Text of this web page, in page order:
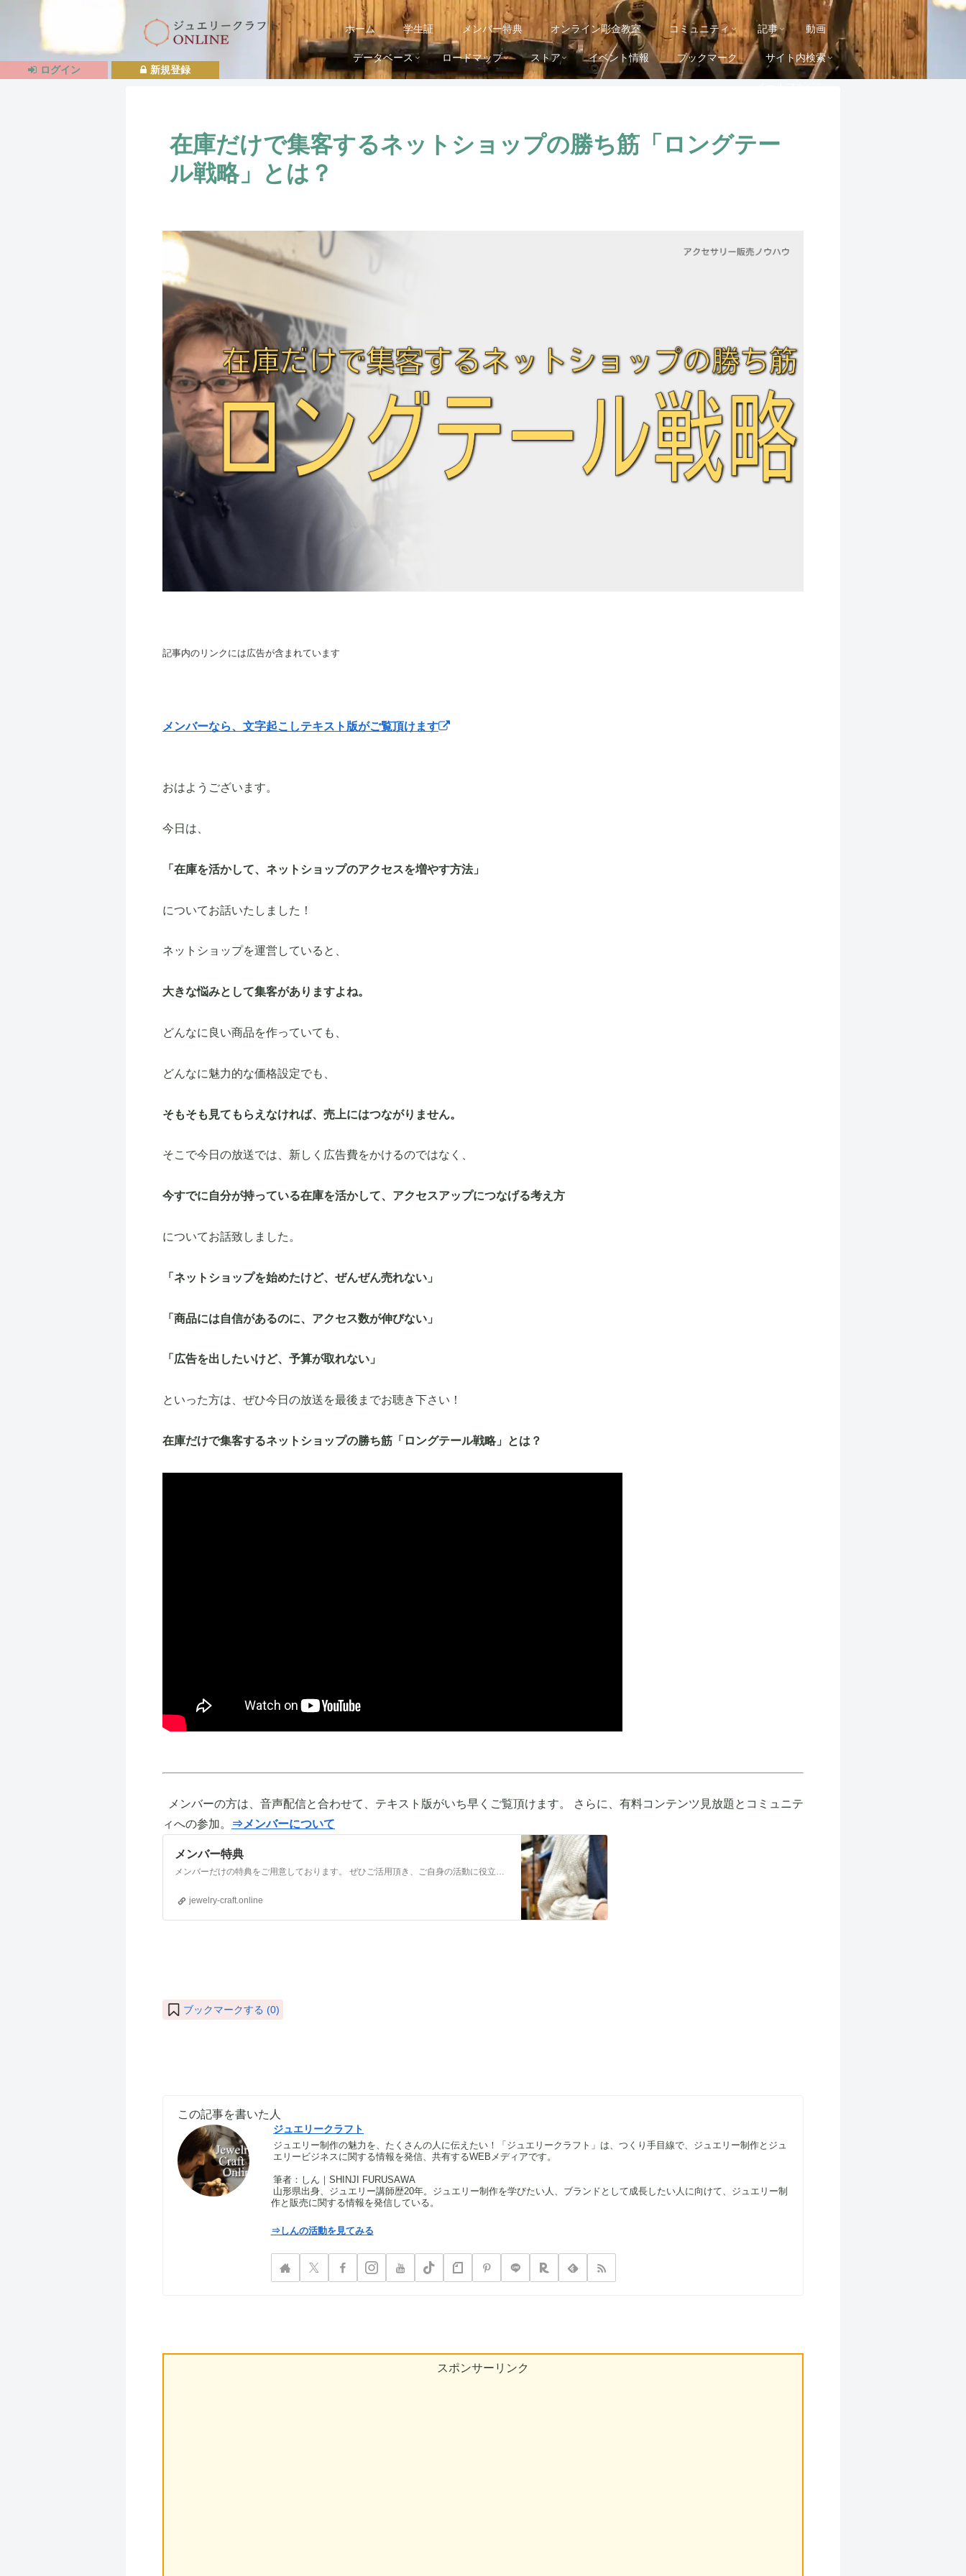
ホーム 学生証 メンバー特典 オンライン彫金教室 コミュニティ 記事 動画
データベース ロードマップ ストア イベント情報 ブックマーク サイト内検索
在庫だけで集客するネットショップの勝ち筋「ロングテー
ル戦略」とは？
記事内のリンクには広告が含まれています
メンバーなら、文字起こしテキスト版がご覧頂けます
おはようございます。
今日は、
「在庫を活かして、ネットショップのアクセスを増やす方法」
についてお話いたしました！
ネットショップを運営していると、
大きな悩みとして集客がありますよね。
どんなに良い商品を作っていても、
どんなに魅力的な価格設定でも、
そもそも見てもらえなければ、売上にはつながりません。
そこで今日の放送では、新しく広告費をかけるのではなく、
今すでに自分が持っている在庫を活かして、アクセスアップにつなげる考え方
についてお話致しました。
「ネットショップを始めたけど、ぜんぜん売れない」
「商品には自信があるのに、アクセス数が伸びない」
「広告を出したいけど、予算が取れない」
といった方は、ぜひ今日の放送を最後までお聴き下さい！
在庫だけで集客するネットショップの勝ち筋「ロングテール戦略」とは？
メンバーの方は、音声配信と合わせて、テキスト版がいち早くご覧頂けます。 さらに、有料コンテンツ見放題とコミュニテ
ィへの参加。
⇒メンバーについて
メンバー特典
メンバーだけの特典をご用意しております。 ぜひご活用頂き、ご自身の活動に役立てて下さい。 ⇒メンバーについて詳しく見てみる メンバーになる （） ①有料コンテンツが見放題！ ジュエリー制作に関する情報やビジネス情報やブランディングに関する情
jewelry-craft.online
ブックマークする (0)
この記事を書いた人
ジュエリークラフト
ジュエリー制作の魅力を、たくさんの人に伝えたい！「ジュエリークラフト」は、つくり手目線で、ジュエリー制作とジュ
エリービジネスに関する情報を発信、共有するWEBメディアです。
筆者：しん｜SHINJI FURUSAWA
山形県出身、ジュエリー講師歴20年。ジュエリー制作を学びたい人、ブランドとして成長したい人に向けて、ジュエリー制
作と販売に関する情報を発信している。
⇒しんの活動を見てみる
スポンサーリンク
新規登録
ログイン